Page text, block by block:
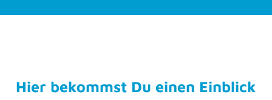
Hier bekommst Du einen Einblick